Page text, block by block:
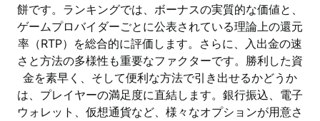
餅です。ランキングでは、ボーナスの実質的な価値と、
ゲームプロバイダーごとに公表されている理論上の還元
率（RTP）を総合的に評価します。さらに、入出金の速
さと方法の多様性も重要なファクターです。勝利した資
金を素早く、そして便利な方法で引き出せるかどうか
は、プレイヤーの満足度に直結します。銀行振込、電子
ウォレット、仮想通貨など、様々なオプションが用意さ